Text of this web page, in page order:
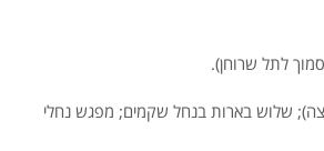
לתל שרוחן).
שלוש בארות בנחל שקמים; מפגש נחלי